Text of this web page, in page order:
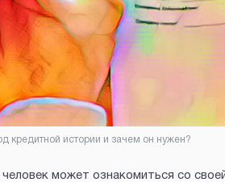
кредитной истории и зачем он нужен?
человек может ознакомиться со